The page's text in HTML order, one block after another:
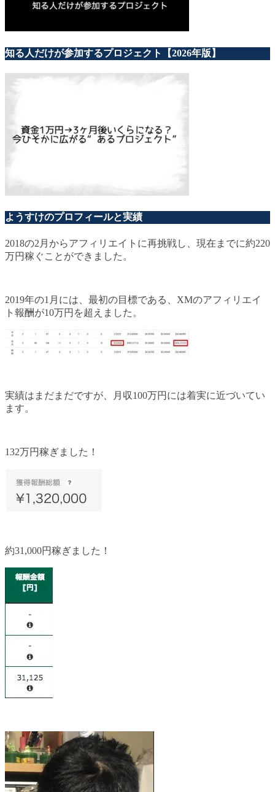
知る人だけが参加するプロジェクト【2026年版】
ようすけのプロフィールと実績
2018の2月からアフィリエイトに再挑戦し、現在までに約220
万円稼ぐことができました。
2019年の1月には、最初の目標である、XMのアフィリエイ
ト報酬が10万円を超えました。
実績はまだまだですが、月収100万円には着実に近づいてい
ます。
132万円稼ぎました！
約31,000円稼ぎました！